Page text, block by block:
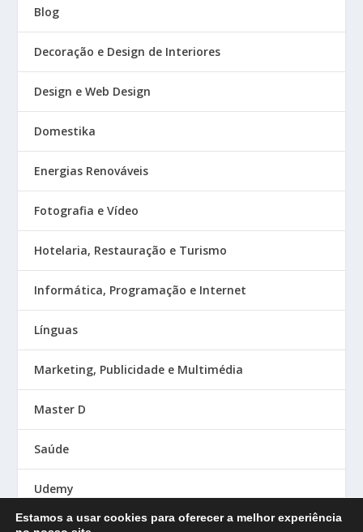
Blog
Decoração e Design de Interiores
Design e Web Design
Domestika
Energias Renováveis
Fotografia e Vídeo
Hotelaria, Restauração e Turismo
Informática, Programação e Internet
Línguas
Marketing, Publicidade e Multimédia
Master D
Saúde
Udemy
Estamos a usar cookies para oferecer a melhor experiência